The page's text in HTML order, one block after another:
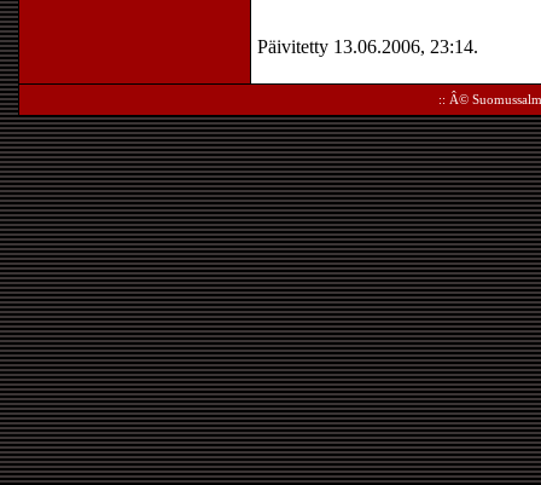
Päivitetty 13.06.2006, 23:14.
:: Â©